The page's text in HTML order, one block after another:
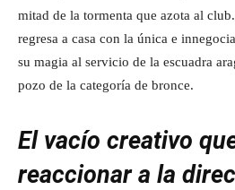
mitad de la tormenta que azota al
regresa a casa con la única e
su magia al servicio de la escuadra
pozo de la categoría de bronce.
El vacío creativo
reaccionar a la